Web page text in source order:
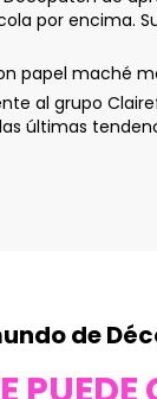
por encima.
papel maché
al grupo
últimas
de